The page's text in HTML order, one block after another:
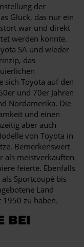
der
Glück, das nur ein
war und direkt
werden konnte.
SA und wieder
das
sich Toyota auf den
und 70er Jahren
Nordamerika. Die
und einen
aber auch
von Toyota in
Bemerkenswert
als meistverkauften
feierte. Ebenfalls
Sportcoupé bis
Land
1950 zu haben.
BEI